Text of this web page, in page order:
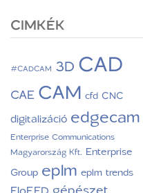
CIMKÉK
#CADCAM 3DCAD
CAE CAM cfd CNC
digitalizáció edgecam
Enterprise Communications
Magyarország Kft. Enterprise
Group eplm eplm trends